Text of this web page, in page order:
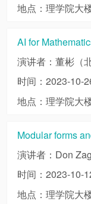
地点：理学院大
AI for
演讲者：董彬（
时间：2023-10-
地点：理学院大
Modular forms
演讲者：Don
时间：2023-10-
地点：理学院大